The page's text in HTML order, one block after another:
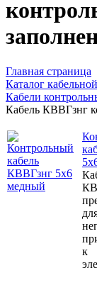
Главная страница
Каталог
Кабели
Кабель КВВГзнг
к